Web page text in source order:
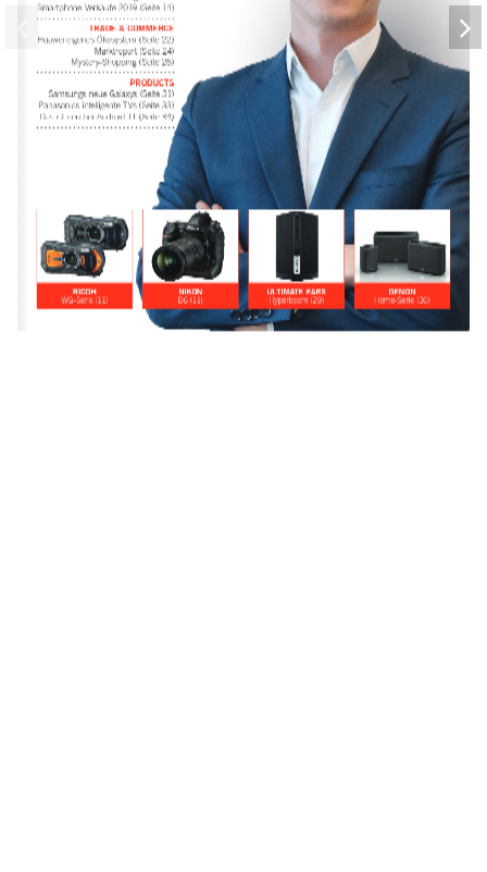
Smartphone-Verkäufe 2019 (Seite 14)
TRADE & COMMERCE
Huawei eigenes Ökosystem (Seite 22)
Marktreport (Seite 24)
Mystery-Shopping (Seite 26)
PRODUCTS
Samsungs neue Galaxys (Seite 31)
Panasonics intelligente TVs (Seite 33)
Das ist neu bei Android 11 (Seite 34)
RICOH
WG-Serie (11)
NIKON
D6 (11)
ULTIMATE EARS
Hyperboom (29)
DENON
Home-Serie (30)